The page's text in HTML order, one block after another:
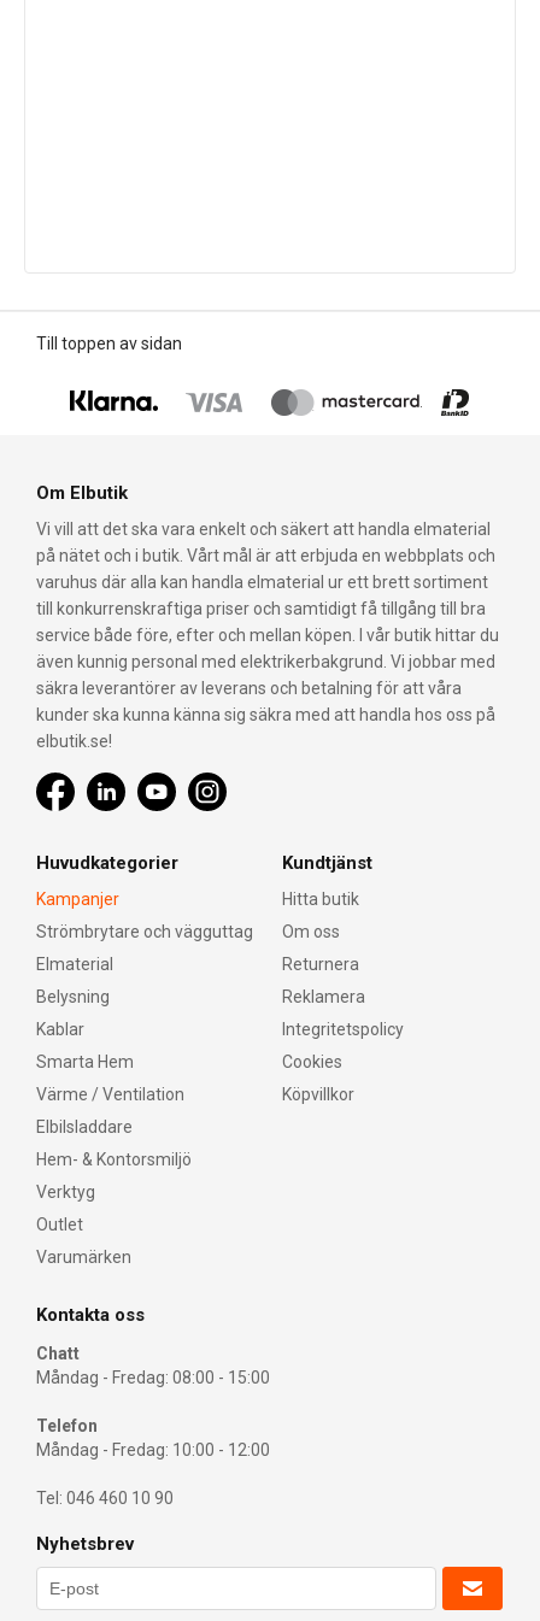
Till toppen av sidan
Om Elbutik
Vi vill att det ska vara enkelt och säkert att handla elmaterial
på nätet och i butik. Vårt mål är att erbjuda en webbplats och
varuhus där alla kan handla elmaterial ur ett brett sortiment
till konkurrenskraftiga priser och samtidigt få tillgång till bra
service både före, efter och mellan köpen. I vår butik hittar du
även kunnig personal med elektrikerbakgrund. Vi jobbar med
säkra leverantörer av leverans och betalning för att våra
kunder ska kunna känna sig säkra med att handla hos oss på
elbutik.se!
Huvudkategorier
Kampanjer
Strömbrytare och vägguttag
Elmaterial
Belysning
Kablar
Smarta Hem
Värme / Ventilation
Elbilsladdare
Hem- & Kontorsmiljö
Verktyg
Outlet
Varumärken
Kundtjänst
Hitta butik
Om oss
Returnera
Reklamera
Integritetspolicy
Cookies
Köpvillkor
Kontakta oss
Chatt
Måndag - Fredag: 08:00 - 15:00
Telefon
Måndag - Fredag: 10:00 - 12:00
Tel: 046 460 10 90
Nyhetsbrev